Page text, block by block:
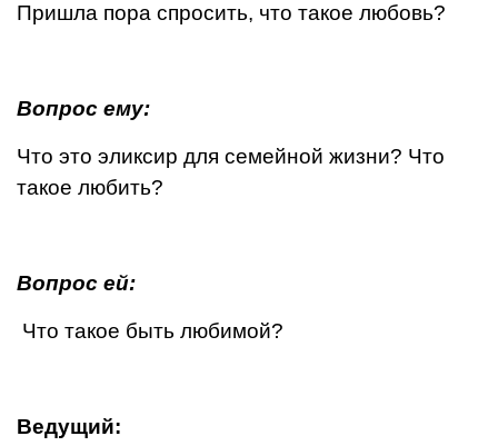
Пришла пора спросить, что такое любовь?
Вопрос ему:
Что это эликсир для семейной жизни? Что
такое любить?
Вопрос ей:
Что такое быть любимой?
Ведущий: